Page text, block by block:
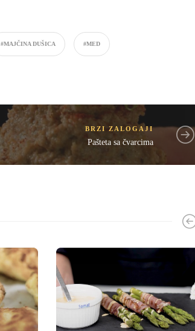
#MAJČINA DUŠICA #MED
BRZI ZALOGAJI
Pašteta sa čvarcima